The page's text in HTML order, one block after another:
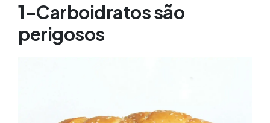
1-Carboidratos são
perigosos